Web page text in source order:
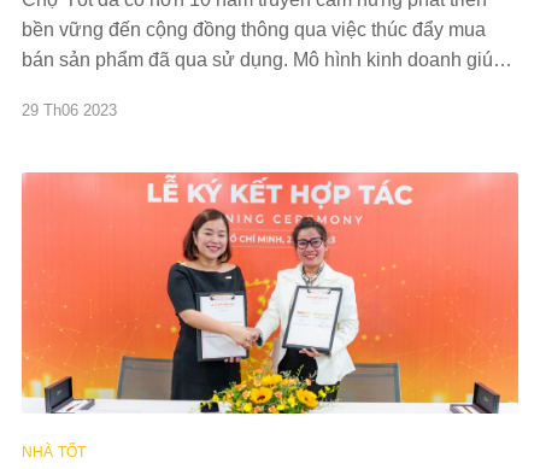
bền vững đến cộng đồng thông qua việc thúc đẩy mua
bán sản phẩm đã qua sử dụng. Mô hình kinh doanh giúp
thông thường là
29 Th06 2023
NHÀ TỐT